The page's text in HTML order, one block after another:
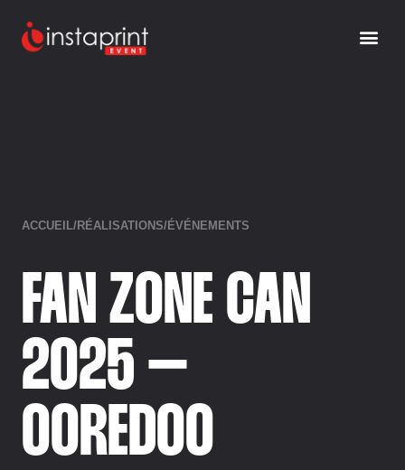
ACCUEIL/ RÉALISATIONS/ ÉVÉNEMENTS
FAN ZONE CAN
2025 –
OOREDOO